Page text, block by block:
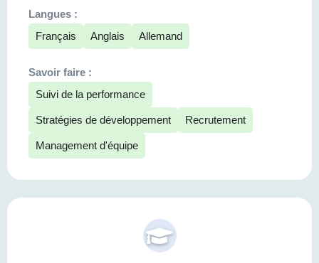
Langues :
Français
Anglais Allemand
Savoir faire :
Suivi de la performance
Stratégies de développement Recrutement
Management d'équipe